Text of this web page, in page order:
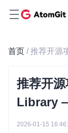
首页
推荐开
Library
2026-01-15